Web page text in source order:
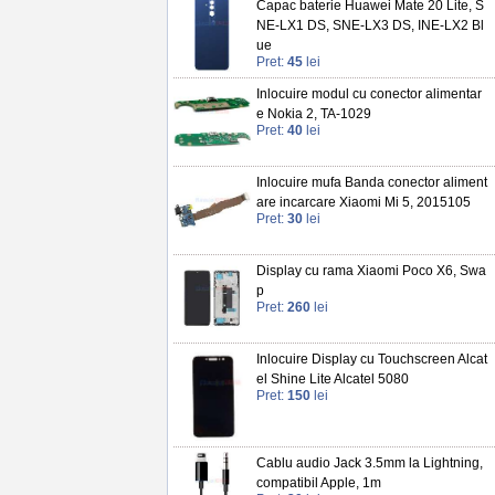
Capac baterie Huawei Mate 20 Lite, S
NE-LX1 DS, SNE-LX3 DS, INE-LX2 Bl
ue
Pret: 45 lei
Inlocuire modul cu conector alimentar
e Nokia 2, TA-1029
Pret: 40 lei
Inlocuire mufa Banda conector aliment
are incarcare Xiaomi Mi 5, 2015105
Pret: 30 lei
Display cu rama Xiaomi Poco X6, Swa
p
Pret: 260 lei
Inlocuire Display cu Touchscreen Alcat
el Shine Lite Alcatel 5080
Pret: 150 lei
Cablu audio Jack 3.5mm la Lightning,
compatibil Apple, 1m